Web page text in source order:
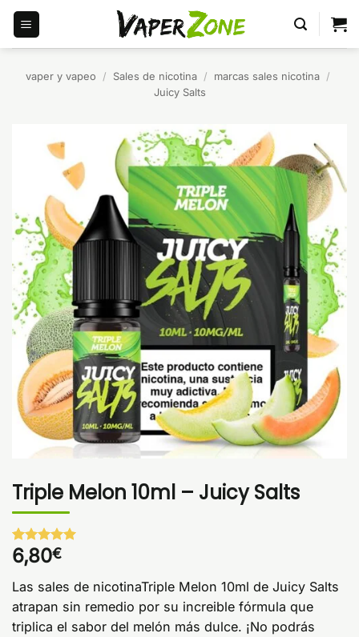
Saltar
contenido
vaper y vapeo / Sales de nicotina / marcas sales nicotina /
Juicy Salts
Triple Melon 10ml – Juicy Salts
Valorado
con5de 5
1
valoración
de un
cliente
6,80€
Las sales de nicotinaTriple Melon 10ml de Juicy Salts
atrapan sin remedio por su increible fórmula que
triplica el sabor del melón más dulce. ¡No podrás